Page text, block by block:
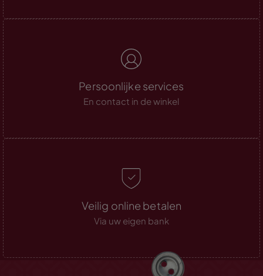
Persoonlijke services
En contact in de winkel
Veilig online betalen
Via uw eigen bank